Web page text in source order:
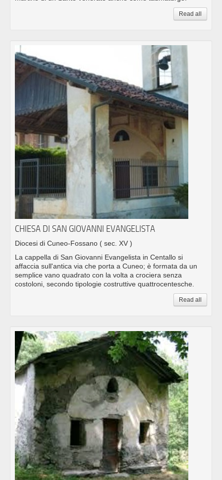
Read all
CHIESA DI SAN GIOVANNI EVANGELISTA
Diocesi di Cuneo-Fossano ( sec. XV )
La cappella di San Giovanni Evangelista in Centallo si
affaccia sull'antica via che porta a Cuneo; è formata da un
semplice vano quadrato con la volta a crociera senza
costoloni, secondo tipologie costruttive quattrocentesche.
Read all